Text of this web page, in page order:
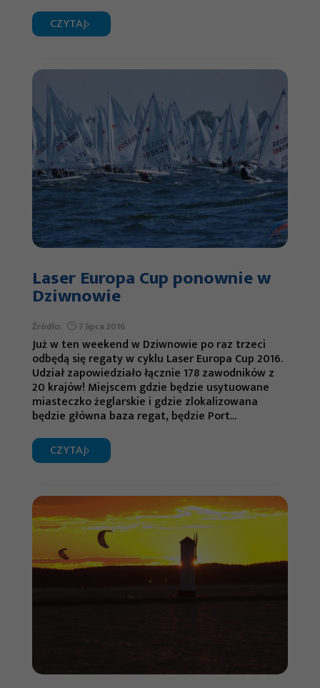
CZYTAJ
Laser Europa Cup ponownie w
Dziwnowie
Źródło: 7 lipca 2016
Już w ten weekend w Dziwnowie po raz trzeci
odbędą się regaty w cyklu Laser Europa Cup 2016.
Udział zapowiedziało łącznie 178 zawodników z
20 krajów! Miejscem gdzie będzie usytuowane
miasteczko żeglarskie i gdzie zlokalizowana
będzie główna baza regat, będzie Port...
CZYTAJ